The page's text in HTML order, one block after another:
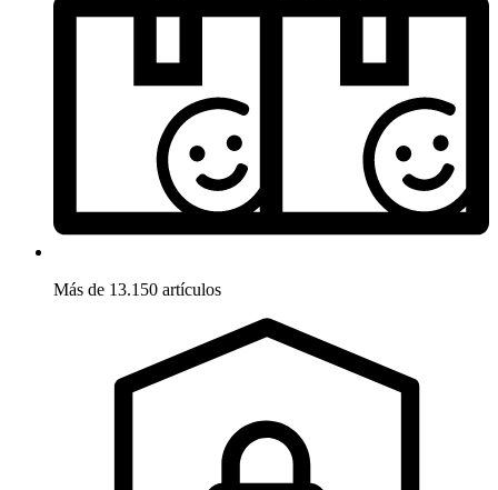
Más de 13.150 artículos